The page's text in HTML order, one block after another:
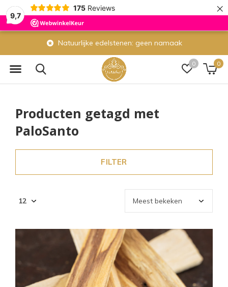
9,7
175 Reviews ×
0 0
Natuurlijke edelstenen: geen namaak
Producten getagd met
PaloSanto
FILTER